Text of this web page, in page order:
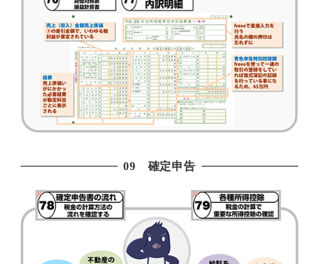
09 確定申告